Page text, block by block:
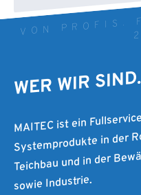
VON PROFIS.
WER WIR SIND.
MAITEC ist ein
Systemprodukte in der
Teichbau und in der
sowie Industrie.